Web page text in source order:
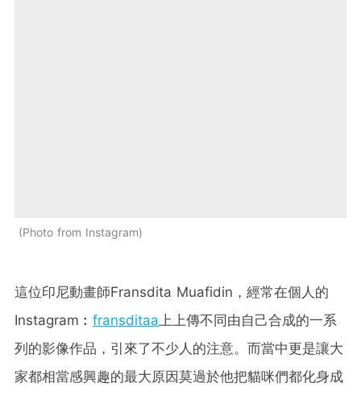
Photo from Instagram
這位印尼動畫師Fransdita Muafidin，經常在個人的
Instagram︰ fransditaa 上上傳不同由自己合成的一系
列的影像作品，引來了不少人的注意。而當中更是讓大
家都相當感興趣的最大原因莫過於他把貓咪們都化身成